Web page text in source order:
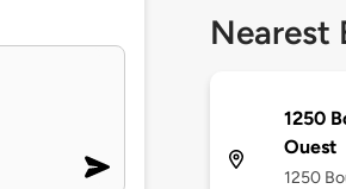
Nearest
1250
Ouest
1250